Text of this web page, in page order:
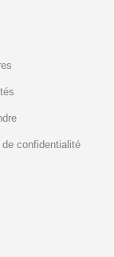
de confidentialité